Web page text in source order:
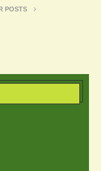
POSTS